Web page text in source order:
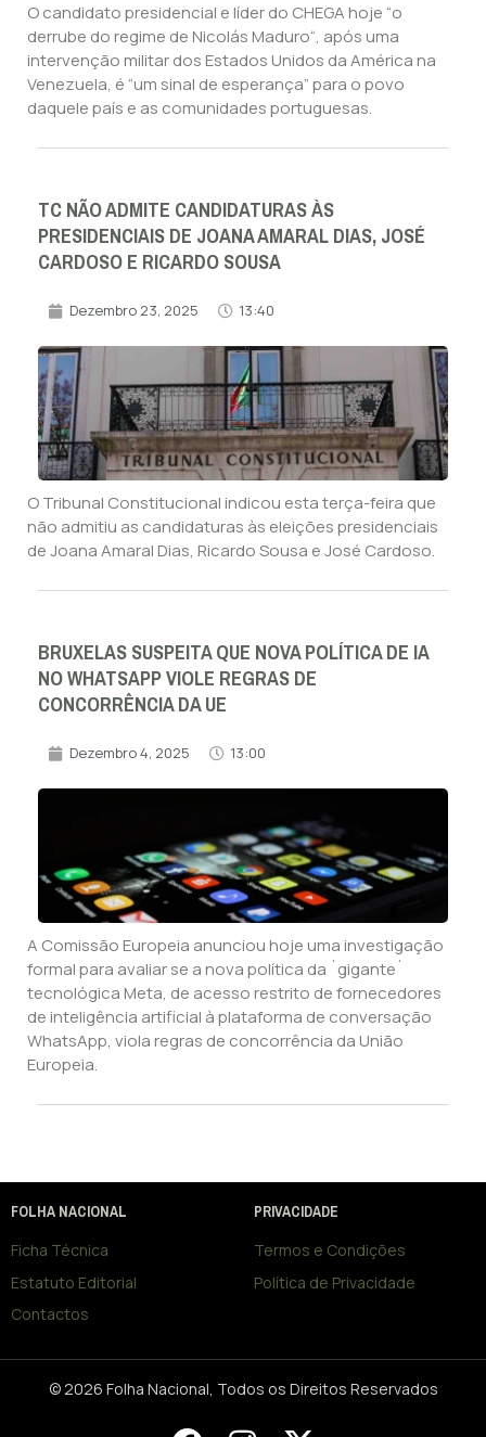
O candidato presidencial e líder do CHEGA hoje “o
derrube do regime de Nicolás Maduro“, após uma
intervenção militar dos Estados Unidos da América na
Venezuela, é “um sinal de esperança” para o povo
daquele país e as comunidades portuguesas.
TC NÃO ADMITE CANDIDATURAS ÀS
PRESIDENCIAIS DE JOANA AMARAL DIAS, JOSÉ
CARDOSO E RICARDO SOUSA
Dezembro 23, 2025 13:40
O Tribunal Constitucional indicou esta terça-feira que
não admitiu as candidaturas às eleições presidenciais
de Joana Amaral Dias, Ricardo Sousa e José Cardoso.
BRUXELAS SUSPEITA QUE NOVA POLÍTICA DE IA
NO WHATSAPP VIOLE REGRAS DE
CONCORRÊNCIA DA UE
Dezembro 4, 2025 13:00
A Comissão Europeia anunciou hoje uma investigação
formal para avaliar se a nova política da `gigante`
tecnológica Meta, de acesso restrito de fornecedores
de inteligência artificial à plataforma de conversação
WhatsApp, viola regras de concorrência da União
Europeia.
FOLHA NACIONAL
Ficha Técnica
Estatuto Editorial
Contactos
PRIVACIDADE
Termos e Condições
Política de Privacidade
© 2026 Folha Nacional, Todos os Direitos Reservados